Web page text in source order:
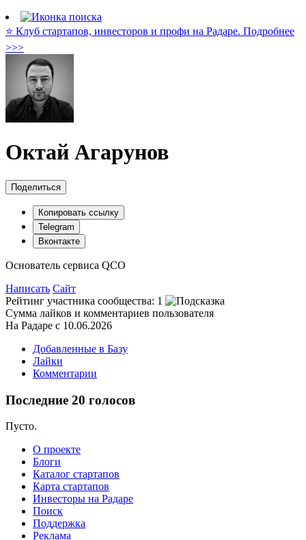
⭐️ Клуб стартапов, инвесторов и профи на Радаре. Подробнее
>>>
Октай Агарунов
Поделиться
Копировать ссылку
Telegram
Вконтакте
Основатель сервиса QCO
Написать Сайт
Рейтинг участника сообщества: 1
Сумма лайков и комментариев пользователя
На Радаре с 10.06.2026
Добавленные в Базу
Лайки
Комментарии
Последние 20 голосов
Пусто.
О проекте
Блоги
Каталог стартапов
Карта стартапов
Инвесторы на Радаре
Поиск
Поддержка
Реклама